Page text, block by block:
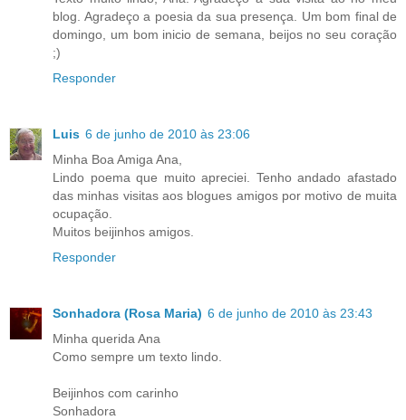
blog. Agradeço a poesia da sua presença. Um bom final de
domingo, um bom inicio de semana, beijos no seu coração
;)
Responder
Luis 6 de junho de 2010 às 23:06
Minha Boa Amiga Ana,
Lindo poema que muito apreciei. Tenho andado afastado
das minhas visitas aos blogues amigos por motivo de muita
ocupação.
Muitos beijinhos amigos.
Responder
Sonhadora (Rosa Maria) 6 de junho de 2010 às 23:43
Minha querida Ana
Como sempre um texto lindo.
Beijinhos com carinho
Sonhadora